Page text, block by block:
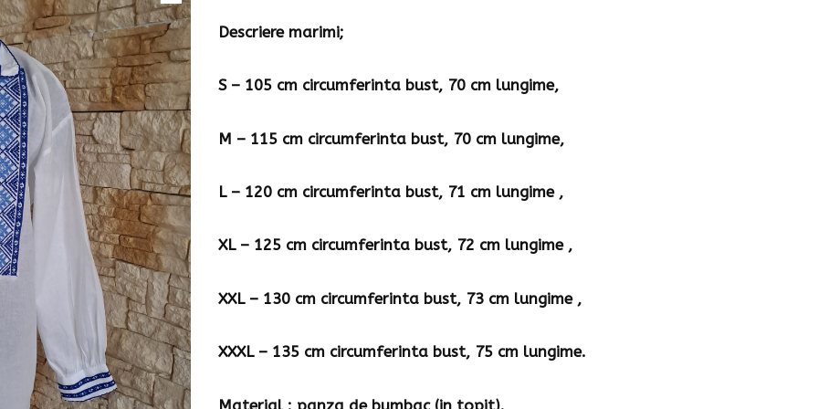
Descriere marimi;
S – 105 cm circumferinta bust, 70 cm lungime,
M – 115 cm circumferinta bust, 70 cm lungime,
L – 120 cm circumferinta bust, 71 cm lungime ,
XL – 125 cm circumferinta bust, 72 cm lungime ,
XXL – 130 cm circumferinta bust, 73 cm lungime ,
XXXL – 135 cm circumferinta bust, 75 cm lungime.
Material : panza de bumbac (in topit).